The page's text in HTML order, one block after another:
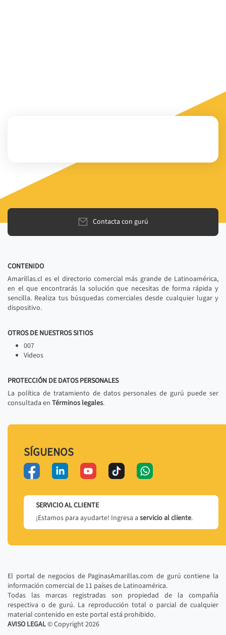
Contacta con gurú
CONTENIDO
Amarillas.cl es el directorio comercial más grande de Latinoamérica,
en el que encontrarás la solución que necesitas de forma rápida y
sencilla. Realiza tus búsquedas comerciales desde cualquier lugar y
dispositivo.
OTROS DE NUESTROS SITIOS
007
Videos
PROTECCIÓN DE DATOS PERSONALES
La política de tratamiento de datos personales de gurú puede ser
consultada en Términos legales.
SÍGUENOS
SERVICIO AL CLIENTE
¡Estamos para ayudarte! Ingresa a servicio al cliente.
El portal de negocios de PaginasAmarillas.com de gurú contiene la
información comercial de 11 países de Latinoamérica.
Todas las marcas registradas son propiedad de la compañía
respectiva o de gurú. La reproducción total o parcial de cualquier
material contenido en este portal está prohibido.
AVISO LEGAL© Copyright2026